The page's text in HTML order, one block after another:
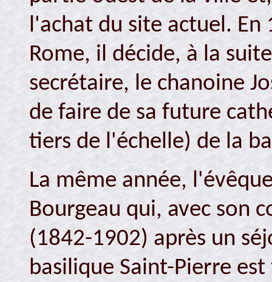
l'achat du site actuel.
Rome, il décide, à la
secrétaire, le chanoine
de faire de sa future
tiers de l'échelle) de la
La même année,
Bourgeau qui, avec son
(1842-1902) après un
basilique Saint-Pierre